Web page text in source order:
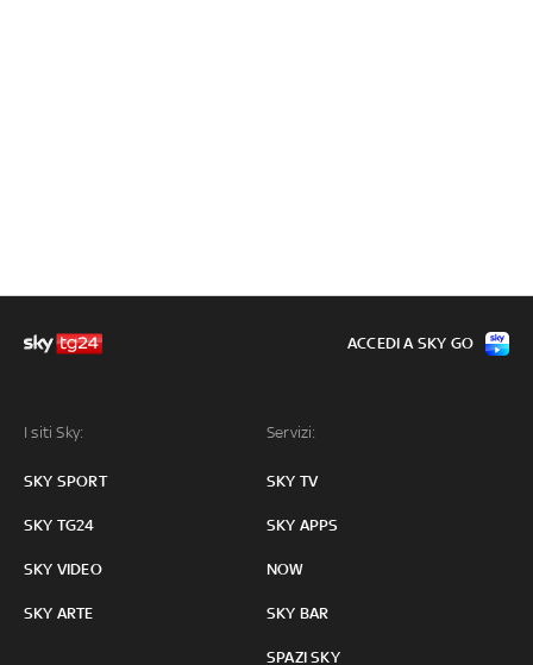
I siti Sky:
SKY SPORT
SKY TG24
SKY VIDEO
SKY ARTE
Servizi:
SKY TV
SKY APPS
NOW
SKY BAR
SPAZI SKY
ACCEDI A SKY GO